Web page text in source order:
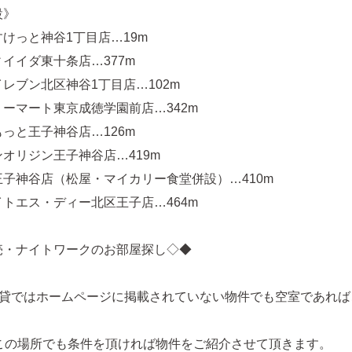
けっと神谷1丁目店…19m
イイダ東十条店…377m
レブン北区神谷1丁目店…102m
ーマート東京成徳学園前店…342m
っと王子神谷店…126m
オリジン王子神谷店…419m
子神谷店（松屋・マイカリー食堂併設）…410m
トエス・ディー北区王子店…464m
ナイトワークのお部屋探し◇◆
ではホームページに掲載されていない物件でも空室であれ
の場所でも条件を頂ければ物件をご紹介させて頂きます。